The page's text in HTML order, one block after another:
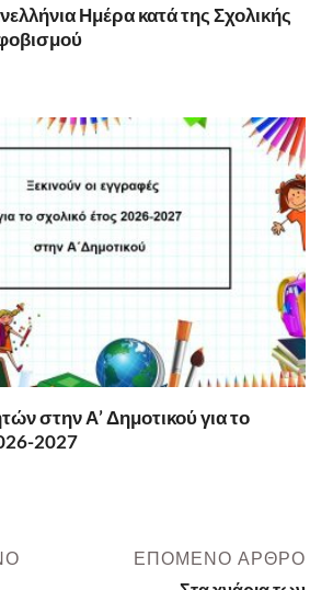
Ημέρα κατά της Σχολικής
στην Α’ Δημοτικού για το
2027
ΕΠΌΜΕΝΟ ΆΡΘΡΟ